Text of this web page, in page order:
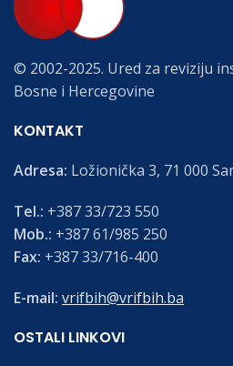
© 2002-2025. Ured za reviziju
Bosne i Hercegovine
KONTAKT
Adresa: Ložionička 3, 71 000
Tel.: +387 33/723 550
Mob.: +387 61/985 250
Fax: +387 33/716-400
E-mail: vrifbih@vrifbih.ba
OSTALI LINKOVI